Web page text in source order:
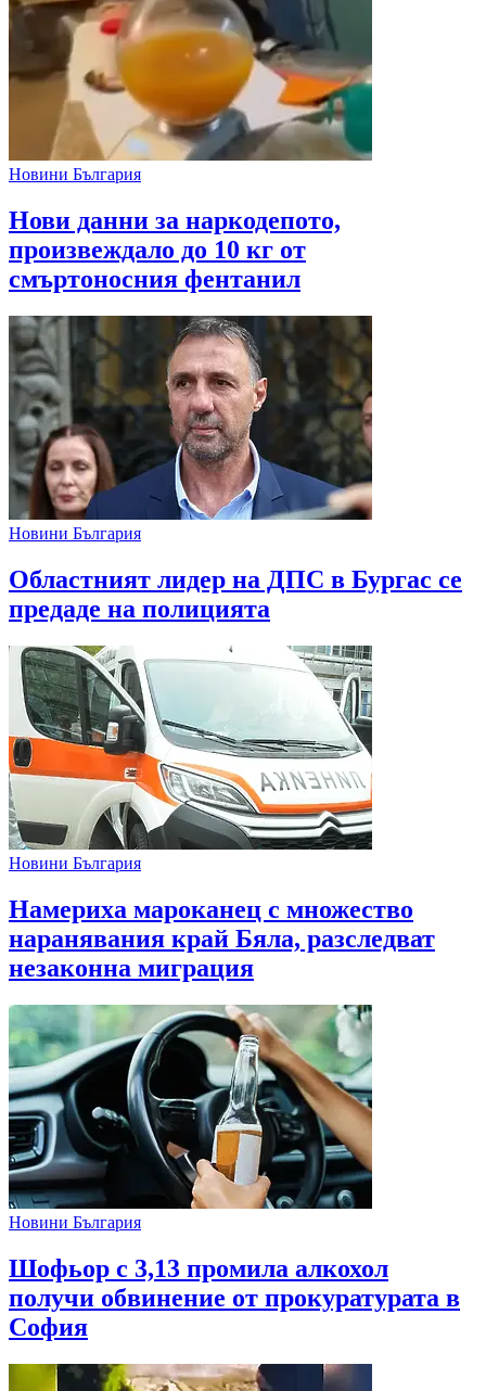
Новини България
Нови данни за наркодепото,
произвеждало до 10 кг от
смъртоносния фентанил
Новини България
Областният лидер на ДПС в Бургас се
предаде на полицията
Новини България
Намериха мароканец с множество
наранявания край Бяла, разследват
незаконна миграция
Новини България
Шофьор с 3,13 промила алкохол
получи обвинение от прокуратурата в
София